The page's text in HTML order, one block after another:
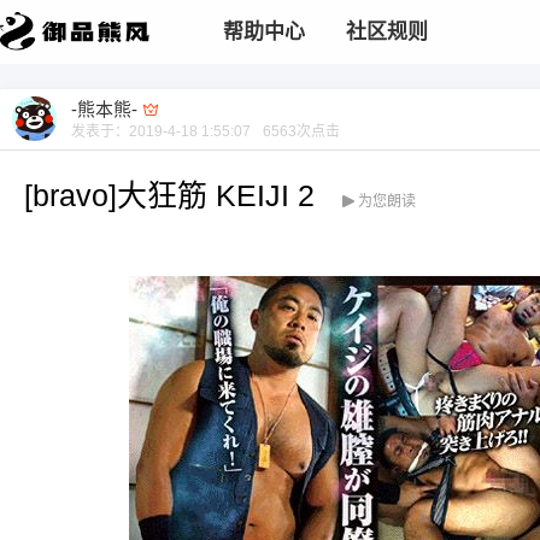
帮助中心 社区规则
-熊本熊-
发表于： 2019-4-18 1:55:07 6563次点击
[bravo]大狂筋 KEIJI 2 为您朗读